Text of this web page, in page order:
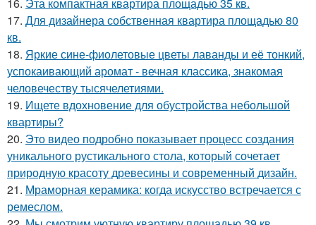
17. Для дизайнера собственная квартира площадью 80
кв.
18. Яркие сине-фиолетовые цветы лаванды и её тонкий,
успокаивающий аромат - вечная классика, знакомая
человечеству тысячелетиями.
19. Ищете вдохновение для обустройства небольшой
квартиры?
20. Это видео подробно показывает процесс создания
уникального рустикального стола, который сочетает
природную красоту древесины и современный дизайн.
21. Мраморная керамика: когда искусство встречается с
ремеслом.